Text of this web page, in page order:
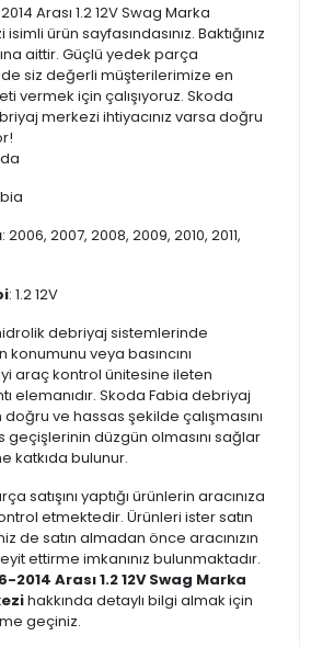
Arası 1.2 12V Swag Marka
ürün sayfasındasınız. Baktığınız
aittir. Güçlü yedek parça
siz değerli müşterilerimize en
vermek için çalışıyoruz. Skoda
merkezi ihtiyacınız varsa doğru
: 2006, 2007, 2008, 2009, 2010, 2011,
: 1.2 12V
debriyaj sistemlerinde
veya basıncını
araç kontrol ünitesine ileten
elemanıdır. Skoda Fabia debriyaj
ve hassas şekilde çalışmasını
düzgün olmasını sağlar
katkıda bulunur.
satışını yaptığı ürünlerin aracınıza
etmektedir. Ürünleri ister satın
de satın almadan önce aracınızın
ettirme imkanınız bulunmaktadır.
Arası 1.2 12V Swag Marka
hakkında detaylı bilgi almak için
geçiniz.